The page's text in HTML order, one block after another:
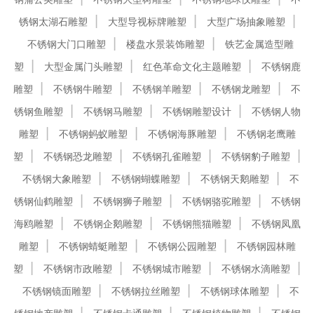
锈钢太湖石雕塑
大型导视标牌雕塑
大型广场抽象雕塑
不锈钢大门口雕塑
楼盘水景装饰雕塑
铁艺金属造型雕
塑
大型金属门头雕塑 红色革命文化主题雕塑
不锈钢鹿
雕塑
不锈钢牛雕塑 不锈钢羊雕塑 不锈钢龙雕塑
不
锈钢鱼雕塑
不锈钢马雕塑 不锈钢雕塑设计
不锈钢人物
雕塑
不锈钢蚂蚁雕塑 不锈钢海豚雕塑
不锈钢老鹰雕
塑
不锈钢恐龙雕塑 不锈钢孔雀雕塑
不锈钢豹子雕塑
不锈钢大象雕塑
不锈钢蝴蝶雕塑 不锈钢天鹅雕塑
不
锈钢仙鹤雕塑
不锈钢狮子雕塑 不锈钢骆驼雕塑
不锈钢
海鸥雕塑
不锈钢企鹅雕塑 不锈钢熊猫雕塑
不锈钢凤凰
雕塑
不锈钢蜻蜓雕塑 不锈钢公园雕塑
不锈钢园林雕
塑
不锈钢市政雕塑 不锈钢城市雕塑
不锈钢水滴雕塑
不锈钢镜面雕塑
不锈钢拉丝雕塑 不锈钢球体雕塑
不